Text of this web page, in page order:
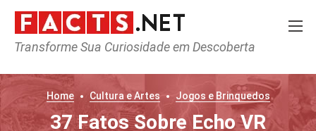
Transforme Sua Curiosidade em Descoberta
Home Cultura e Artes Jogos e Brinquedos
37 Fatos Sobre Echo VR